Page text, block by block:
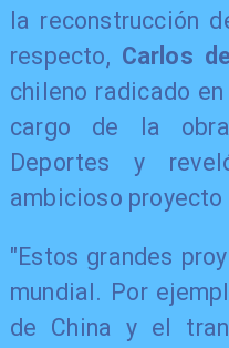
la reconstrucción
respecto, Carlos
chileno radicado
cargo de la
Deportes y
ambicioso proyecto
"Estos grandes
mundial. Por
de China y el